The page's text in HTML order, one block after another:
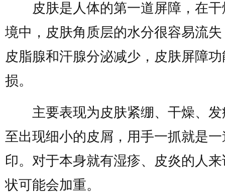
皮肤是人体的第一道屏障，在干
境中，皮肤角质层的水分很容易流
皮脂腺和汗腺分泌减少，皮肤屏障
损。
主要表现为皮肤紧绷、干燥、发
至出现细小的皮屑，用手一抓就是
印。对于本身就有湿疹、皮炎的人
状可能会加重。